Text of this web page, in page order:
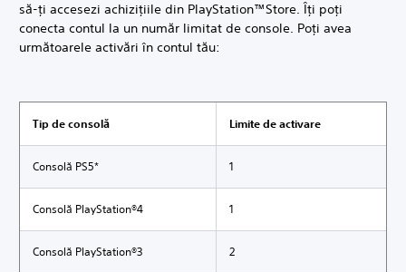
să-ți accesezi achizițiile din PlayStation™Store. Îți poți
conecta contul la un număr limitat de console. Poți avea
următoarele activări în contul tău:
Tip de consolă Limite de activare
Consolă PS5* 1
Consolă PlayStation®4 1
Consolă PlayStation®3 2